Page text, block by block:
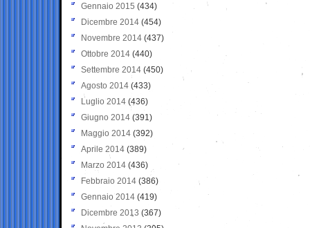
Gennaio 2015 (434)
Dicembre 2014 (454)
Novembre 2014 (437)
Ottobre 2014 (440)
Settembre 2014 (450)
Agosto 2014 (433)
Luglio 2014 (436)
Giugno 2014 (391)
Maggio 2014 (392)
Aprile 2014 (389)
Marzo 2014 (436)
Febbraio 2014 (386)
Gennaio 2014 (419)
Dicembre 2013 (367)